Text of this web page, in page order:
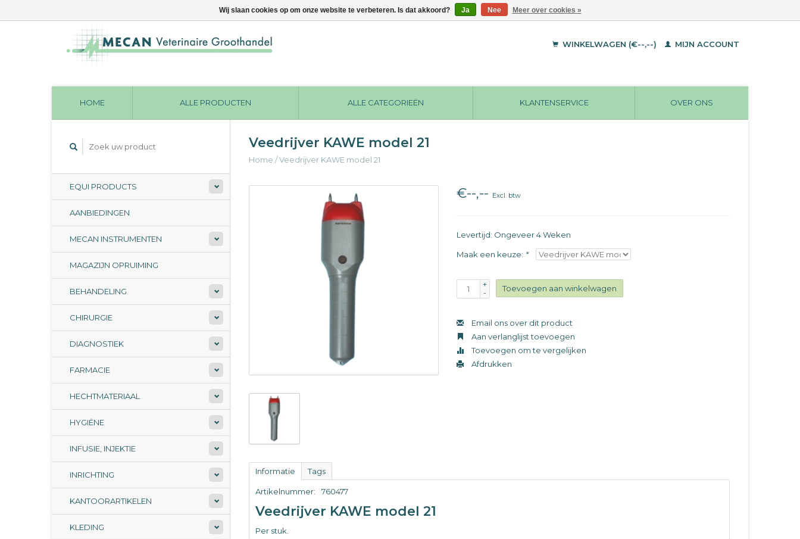
WINKELWAGEN (€--,--) MIJN ACCOUNT
HOME ALLE PRODUCTEN ALLE CATEGORIEËN KLANTENSERVICE OVER ONS
EQUI PRODUCTS
AANBIEDINGEN
MECAN INSTRUMENTEN
MAGAZIJN OPRUIMING
BEHANDELING
CHIRURGIE
DIAGNOSTIEK
FARMACIE
HECHTMATERIAAL
HYGIËNE
INFUSIE, INJEKTIE
INRICHTING
KANTOORARTIKELEN
KLEDING
Veedrijver KAWE model 21
Home /Veedrijver KAWE model 21
€--,-- Excl. btw
Levertijd: Ongeveer 4 Weken
Maak een keuze: *
+
-
Toevoegen aan winkelwagen
Email ons over dit product
Aan verlanglijst toevoegen
Toevoegen om te vergelijken
Afdrukken
Informatie Tags
Artikelnummer: 760477
Veedrijver KAWE model 21
Per stuk.
Wij slaan cookies op om onze website te verbeteren. Is dat akkoord? Ja Nee Meer over cookies »